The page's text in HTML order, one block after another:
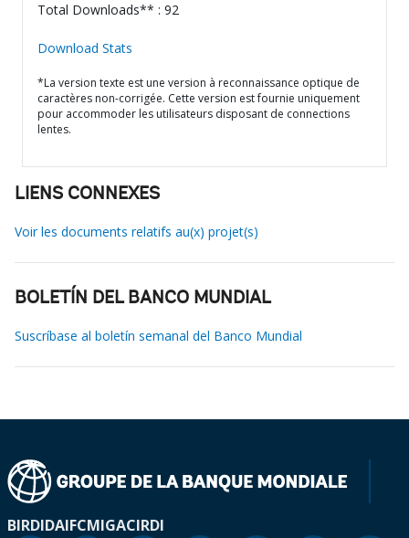
Total Downloads** : 92
Download Stats
*La version texte est une version à reconnaissance optique de
caractères non-corrigée. Cette version est fournie uniquement
pour accommoder les utilisateurs disposant de connections
lentes.
LIENS CONNEXES
Voir les documents relatifs au(x) projet(s)
BOLETÍN DEL BANCO MUNDIAL
Suscríbase al boletín semanal del Banco Mundial
BIRDIDAIFCMIGACIRDI